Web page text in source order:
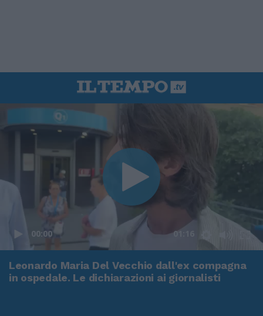
00:00 01:16
Leonardo Maria Del Vecchio dall'ex compagna
in ospedale. Le dichiarazioni ai giornalisti